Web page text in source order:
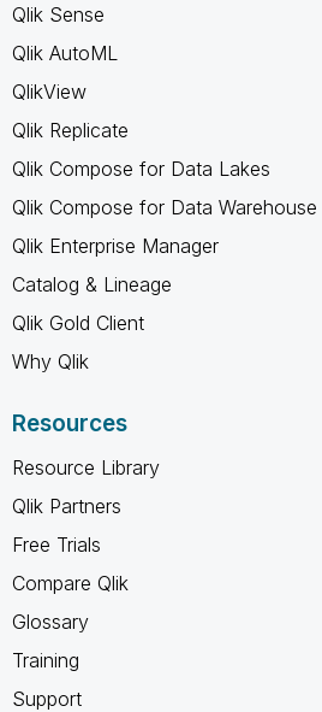
Qlik Sense
Qlik AutoML
QlikView
Qlik Replicate
Qlik Compose for Data Lakes
Qlik Compose for Data Warehouse
Qlik Enterprise Manager
Catalog & Lineage
Qlik Gold Client
Why Qlik
Resources
Resource Library
Qlik Partners
Free Trials
Compare Qlik
Glossary
Training
Support